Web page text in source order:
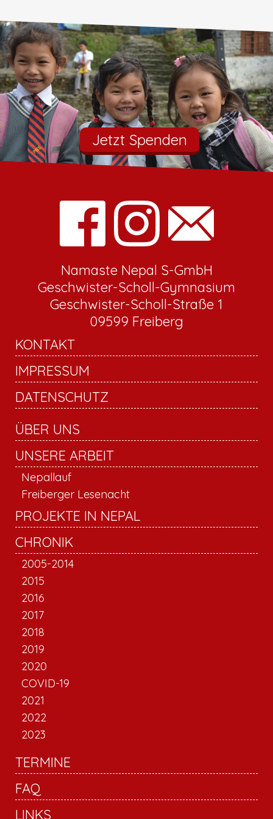
Jetzt Spenden
Namaste Nepal S-GmbH
Geschwister-Scholl-Gymnasium
Geschwister-Scholl-Straße 1
09599 Freiberg
KONTAKT
IMPRESSUM
DATENSCHUTZ
ÜBER UNS
UNSERE ARBEIT
Nepallauf
Freiberger Lesenacht
PROJEKTE IN NEPAL
CHRONIK
2005-2014
2015
2016
2017
2018
2019
2020
COVID-19
2021
2022
2023
TERMINE
FAQ
LINKS